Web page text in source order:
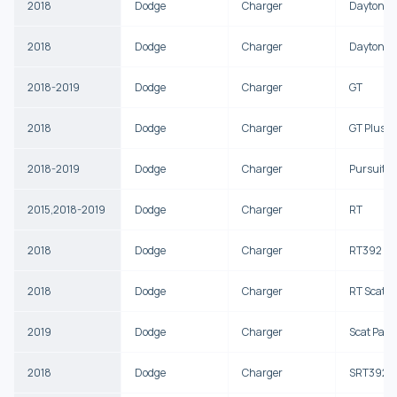
2018 Dodge Charger Daytona
2018 Dodge Charger Daytona
2018-2019 Dodge Charger GT
2018 Dodge Charger GT Plus
2018-2019 Dodge Charger Pursuit
2015,2018-2019 Dodge Charger RT
2018 Dodge Charger RT392
2018 Dodge Charger RT Scat
2019 Dodge Charger Scat Pack
2018 Dodge Charger SRT392